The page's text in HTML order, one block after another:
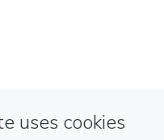
em Bogotá